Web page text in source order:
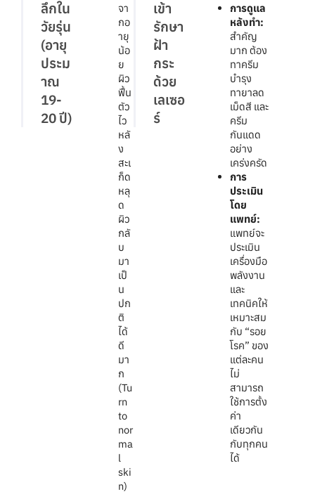
ลึกใน
วัยรุ่น
(อายุ
ประม
าณ
19-
20 ปี)
จา
กอ
ายุ
น้อ
ย
ผิว
ฟื้น
ตัว
ไว
หลั
ง
สะเ
ก็ด
หลุ
ด
ผิว
กลั
บ
มา
เป็
น
ปก
ติ
ได้
ดี
มา
ก
(Tu
rn
to
nor
ma
l
ski
n)
เข้า
รักษา
ฝ้า
กระ
ด้วย
เลเซอ
ร์
การดูแล
หลังทำ:
สำคัญ
มาก ต้อง
ทาครีม
บำรุง
ทายาลด
เม็ดสี และ
ครีม
กันแดด
อย่าง
เคร่งครัด
การ
ประเมิน
โดย
แพทย์:
แพทย์จะ
ประเมิน
เครื่องมือ
พลังงาน
และ
เทคนิคให้
เหมาะสม
กับ “รอย
โรค” ของ
แต่ละคน
ไม่
สามารถ
ใช้การตั้ง
ค่า
เดียวกัน
กับทุกคน
ได้